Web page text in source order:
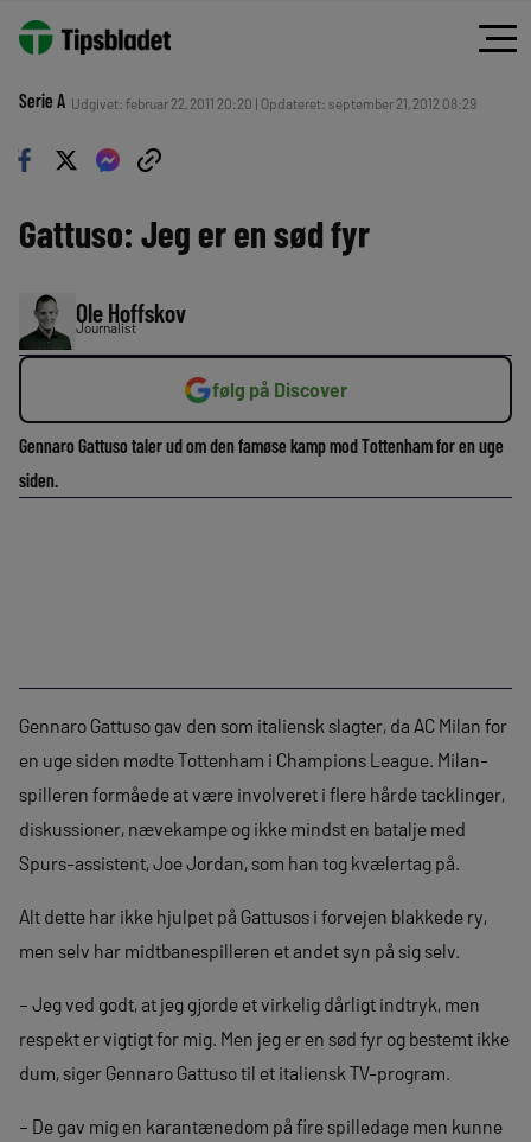
Serie A Udgivet: februar 22, 2011 20:20 | Opdateret: september 21, 2012 08:29
Gattuso: Jeg er en sød fyr
Ole Hoffskov
Journalist
følg på Discover
Gennaro Gattuso taler ud om den famøse kamp mod Tottenham for en uge
siden.
Gennaro Gattuso gav den som italiensk slagter, da AC Milan for
en uge siden mødte Tottenham i Champions League. Milan-
spilleren formåede at være involveret i flere hårde tacklinger,
diskussioner, nævekampe og ikke mindst en batalje med
Spurs-assistent, Joe Jordan, som han tog kvælertag på.
Alt dette har ikke hjulpet på Gattusos i forvejen blakkede ry,
men selv har midtbanespilleren et andet syn på sig selv.
– Jeg ved godt, at jeg gjorde et virkelig dårligt indtryk, men
respekt er vigtigt for mig. Men jeg er en sød fyr og bestemt ikke
dum, siger Gennaro Gattuso til et italiensk TV-program.
– De gav mig en karantænedom på fire spilledage men kunne